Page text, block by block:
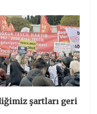
şartları geri